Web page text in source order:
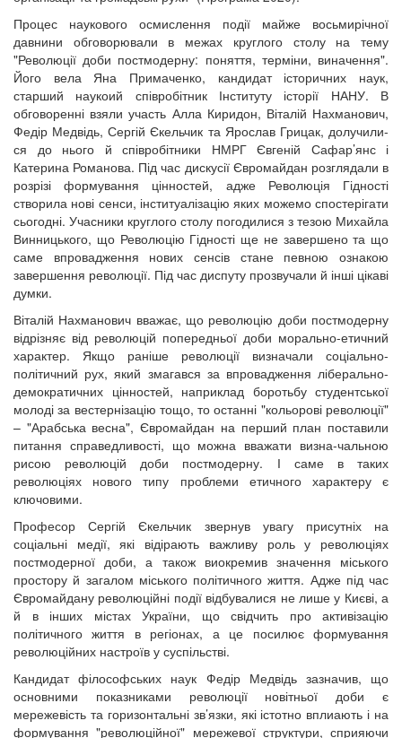
Процес наукового осмислення події майже восьмирічної
давнини обговорювали в межах круглого столу на тему
"Революції доби постмодерну: поняття, терміни, виначення".
Його вела Яна Примаченко, кандидат історичних наук,
старший наукоий співробітник Інституту історії НАНУ. В
обговоренні взяли участь Алла Киридон, Віталій Нахманович,
Федір Медвідь, Сергій Єкельчик та Ярослав Грицак, долучили-
ся до нього й співробітники НМРГ Євгеній Сафар’янс і
Катерина Романова. Під час дискусії Євромайдан розглядали в
розрізі формування цінностей, адже Революція Гідності
створила нові сенси, інституалізацію яких можемо спостерігати
сьогодні. Учасники круглого столу погодилися з тезою Михайла
Винницького, що Революцію Гідності ще не завершено та що
саме впровадження нових сенсів стане певною ознакою
завершення революції. Під час диспуту прозвучали й інші цікаві
думки.
Віталій Нахманович вважає, що революцію доби постмодерну
відрізняє від революцій попередньої доби морально-етичний
характер. Якщо раніше революції визначали соціально-
політичний рух, який змагався за впровадження ліберально-
демократичних цінностей, наприклад боротьбу студентської
молоді за вестернізацію тощо, то останні "кольорові революції"
– "Арабська весна", Євромайдан на перший план поставили
питання справедливості, що можна вважати визна-чальною
рисою революцій доби постмодерну. І саме в таких
революціях нового типу проблеми етичного характеру є
ключовими.
Професор Сергій Єкельчик звернув увагу присутніх на
соціальні медії, які відірають важливу роль у революціях
постмодерної доби, а також виокремив значення міського
простору й загалом міського політичного життя. Адже під час
Євромайдану революційні події відбувалися не лише у Києві, а
й в інших містах України, що свідчить про активізацію
політичного життя в регіонах, а це посилює формування
революційних настроїв у суспільстві.
Кандидат філософських наук Федір Медвідь зазначив, що
основними показниками революції новітньої доби є
мережевість та горизонтальні зв’язки, які істотно вплиають і на
формування "революційної" мережевої структури, сприяючи